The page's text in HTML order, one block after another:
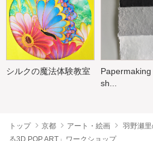
シルクの魔法体験教室
sh...
トップ 京都 アート・絵画
羽野瀬